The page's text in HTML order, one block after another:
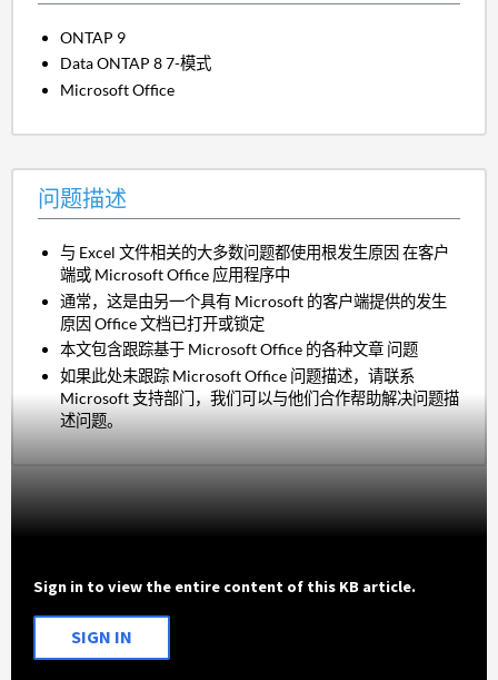
ONTAP 9
Data ONTAP 8 7-模式
Microsoft Office
问题描述
与 Excel 文件相关的大多数问题都使用根发生原因 在客户
端或 Microsoft Office 应用程序中
通常，这是由另一个具有 Microsoft 的客户端提供的发生
原因 Office 文档已打开或锁定
本文包含跟踪基于 Microsoft Office 的各种文章 问题
如果此处未跟踪 Microsoft Office 问题描述，请联系
Microsoft 支持部门，我们可以与他们合作帮助解决问题描
述问题。
Sign in to view the entire content of this KB article.
SIGN IN